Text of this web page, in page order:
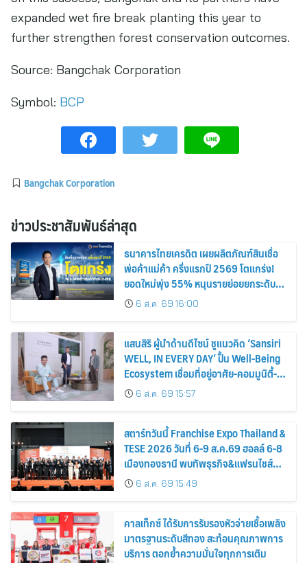
expanded wet fire break planting this year to
further strengthen forest conservation outcomes.
Source: Bangchak Corporation
Symbol: BCP
Bangchak Corporation
ข่าวประชาสัมพันธ์ล่าสุด
ธนาคารไทยเครดิต เผยผลิตภัณฑ์สินเชื่อ
พ่อค้าแม่ค้า ครึ่งแรกปี 2569 โตแกร่ง!
ยอดใหม่พุ่ง 55% หนุนรายย่อยยกระดับสู่
ดิจิทัลเต็มรูปแบบ
6 ส.ค. 69 16:00
แสนสิริ ผู้นำด้านดีไซน์ ชูแนวคิด ‘Sansiri
WELL, IN EVERY DAY’ ปั้น Well-Being
Ecosystem เชื่อมที่อยู่อาศัย-คอมมูนิตี้-
บริการ-ไลฟ์สไตล์ เซ็ตมาตรฐานใหม่อสัง
หาฯ ไทย
6 ส.ค. 69 15:57
สตาร์ทวันนี้ Franchise Expo Thailand &
TESE 2026 วันที่ 6-9 ส.ค.69 ฮอลล์ 6-8
เมืองทองธานี พบทัพธุรกิจ&แฟรนไชส์
ซัพพลายเออร์สินค้า เติมรายได้ช่วย
เศรษฐกิจไทย
6 ส.ค. 69 15:49
คาลเท็กซ์ ได้รับการรับรองหัวจ่ายเชื้อเพลิง
มาตรฐานระดับสีทอง สะท้อนคุณภาพการ
บริการ ตอกย้ำความมั่นใจทุกการเติม